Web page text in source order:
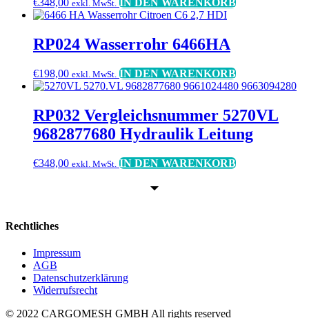
€348,00 exkl. MwSt. IN DEN WARENKORB
RP024 Wasserrohr 6466HA
€198,00 exkl. MwSt. IN DEN WARENKORB
RP032 Vergleichsnummer 5270VL
9682877680 Hydraulik Leitung
€348,00 exkl. MwSt. IN DEN WARENKORB
Rechtliches
Impressum
AGB
Datenschutzerklärung
Widerrufsrecht
© 2022 CARGOMESH GMBH All rights reserved